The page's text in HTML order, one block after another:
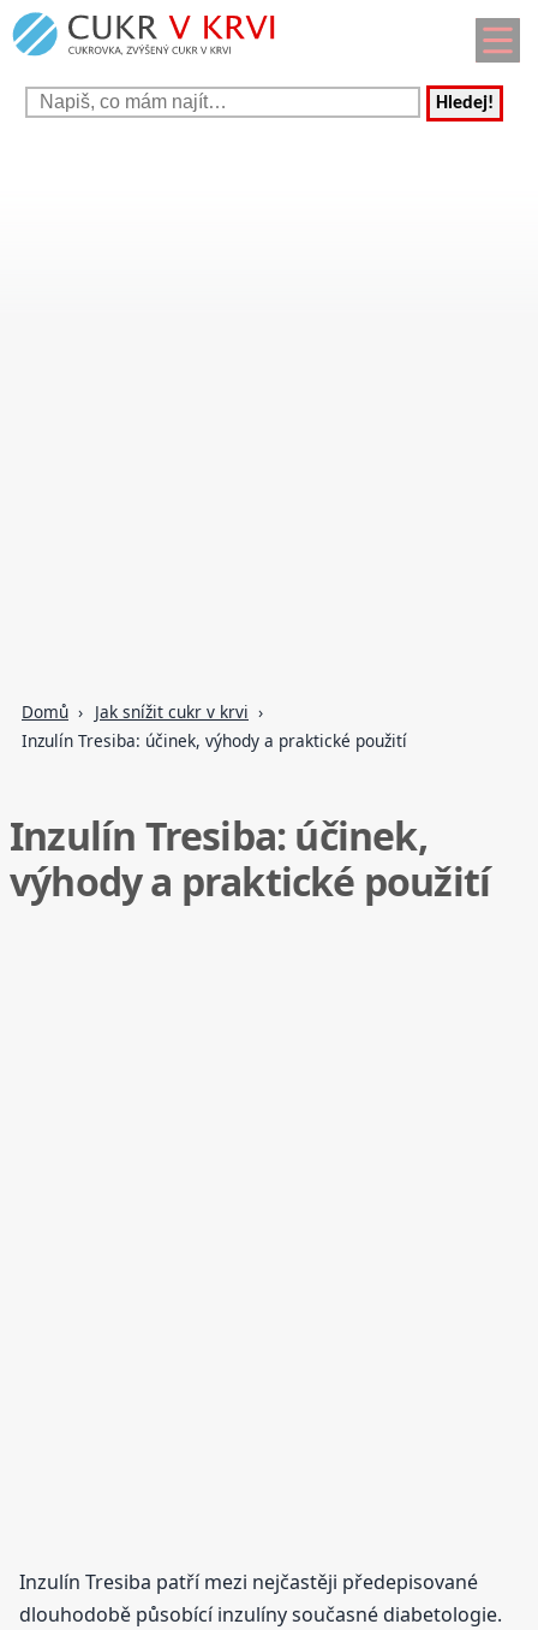
Hledej!
Domů
Jak snížit cukr v krvi
Inzulín Tresiba: účinek, výhody a praktické použití
Inzulín Tresiba: účinek,
výhody a praktické použití
Inzulín Tresiba patří mezi nejčastěji předepisované
dlouhodobě působící inzulíny současné diabetologie.